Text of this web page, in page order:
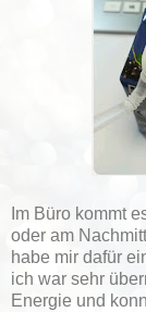
Im Büro kommt
oder am
habe mir dafür
ich war sehr
Energie und